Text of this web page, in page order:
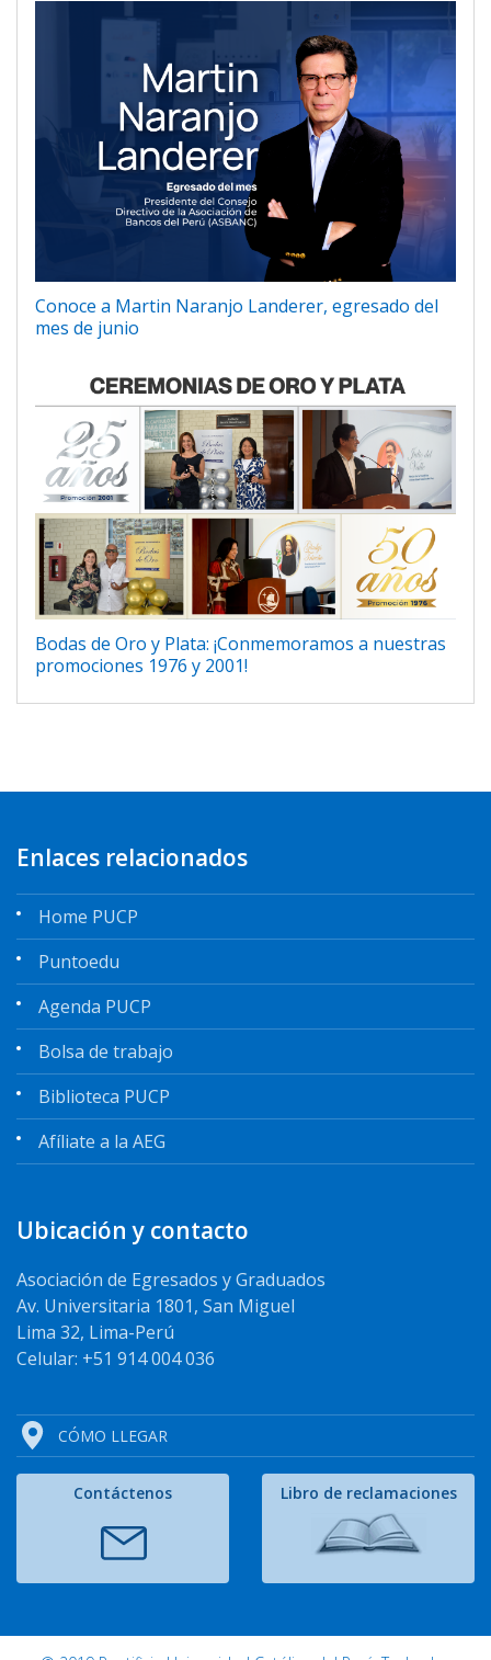
Conoce a Martin Naranjo Landerer, egresado del
mes de junio
Bodas de Oro y Plata: ¡Conmemoramos a nuestras
promociones 1976 y 2001!
Enlaces relacionados
Home PUCP
Puntoedu
Agenda PUCP
Bolsa de trabajo
Biblioteca PUCP
Afíliate a la AEG
Ubicación y contacto
Asociación de Egresados y Graduados
Av. Universitaria 1801, San Miguel
Lima 32, Lima-Perú
Celular: +51 914 004 036
CÓMO LLEGAR
Contáctenos Libro de reclamaciones